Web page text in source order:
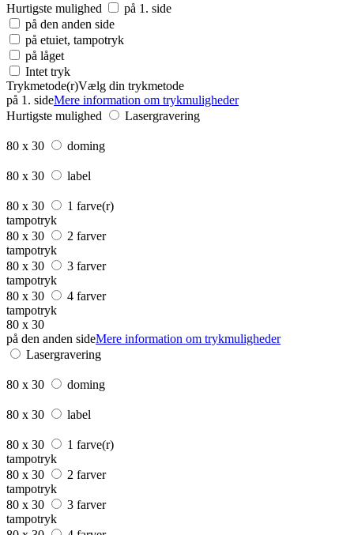
Hurtigste mulighed
på 1. side
på den anden side
på etuiet, tampotryk
på låget
Intet tryk
Trykmetode(r)Vælg din trykmetode
på 1. sideMere information om trykmuligheder
Hurtigste mulighed
Lasergravering
80 x 30 doming
80 x 30 label
80 x 30
1 farve(r)
tampotryk
80 x 30
2 farver
tampotryk
80 x 30
3 farver
tampotryk
80 x 30
4 farver
tampotryk
80 x 30
på den anden sideMere information om trykmuligheder
Lasergravering
80 x 30 doming
80 x 30 label
80 x 30
1 farve(r)
tampotryk
80 x 30
2 farver
tampotryk
80 x 30
3 farver
tampotryk